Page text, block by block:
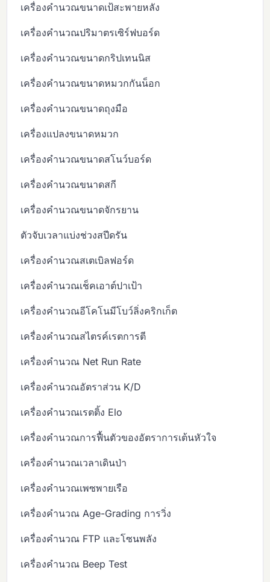
เครื่องคำนวณขนาดเป้สะพายหลัง
เครื่องคำนวณปริมาตรเซิร์ฟบอร์ด
เครื่องคำนวณขนาดกริปเทนนิส
เครื่องคำนวณขนาดหมวกกันน็อก
เครื่องคำนวณขนาดถุงมือ
เครื่องแปลงขนาดหมวก
เครื่องคำนวณขนาดสโนว์บอร์ด
เครื่องคำนวณขนาดสกี
เครื่องคำนวณขนาดจักรยาน
ตัวจับเวลาแบ่งช่วงสปีดรัน
เครื่องคำนวณสเตเบิลฟอร์ด
เครื่องคำนวณเช็คเอาต์ปาเป้า
เครื่องคำนวณอีโคโนมีโบว์ลิ่งคริกเก็ต
เครื่องคำนวณสไตรค์เรตการตี
เครื่องคำนวณ Net Run Rate
เครื่องคำนวณอัตราส่วน K/D
เครื่องคำนวณเรตติ้ง Elo
เครื่องคำนวณการฟื้นตัวของอัตราการเต้นหัวใจ
เครื่องคำนวณเวลาเดินป่า
เครื่องคำนวณเพซพายเรือ
เครื่องคำนวณ Age-Grading การวิ่ง
เครื่องคำนวณ FTP และโซนพลัง
เครื่องคำนวณ Beep Test